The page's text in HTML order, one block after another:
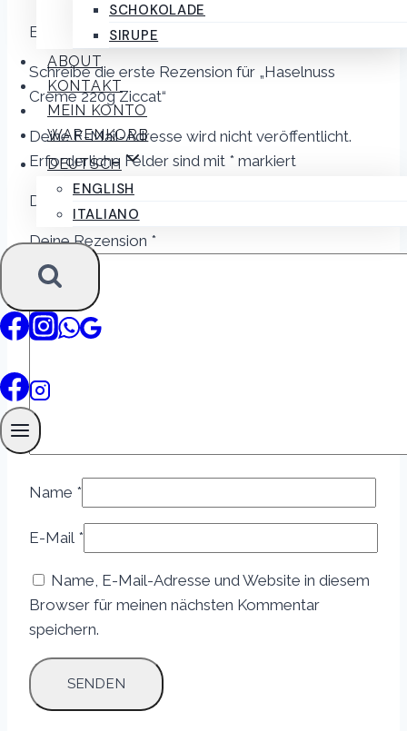
SCHOKOLADE
SIRUPE
ABOUT
KONTAKT
MEIN KONTO
WARENKORB
DEUTSCH
ENGLISH
ITALIANO
Es gibt noch keine Rezensionen.
Schreibe die erste Rezension für „Haselnuss
Creme 220g Ziccat“
Deine E-Mail-Adresse wird nicht veröffentlicht.
Erforderliche Felder sind mit * markiert
Deine Bewertung
Deine Rezension *
Name *
E-Mail *
Name, E-Mail-Adresse und Website in diesem
Browser für meinen nächsten Kommentar
speichern.